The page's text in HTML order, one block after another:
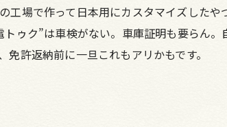
場で作って日本用にカスタマイズした
ゥク”は車検がない。車庫証明も要らん
許返納前に一旦これもアリかもです。